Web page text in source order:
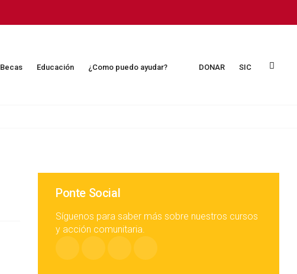
Becas Educación ¿Como puedo ayudar? DONAR SIC
Ponte Social
Síguenos para saber más sobre nuestros cursos
y acción comunitaria.